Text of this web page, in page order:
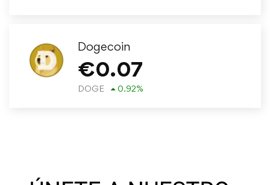
Dogecoin
€0.07
DOGE 0.92%